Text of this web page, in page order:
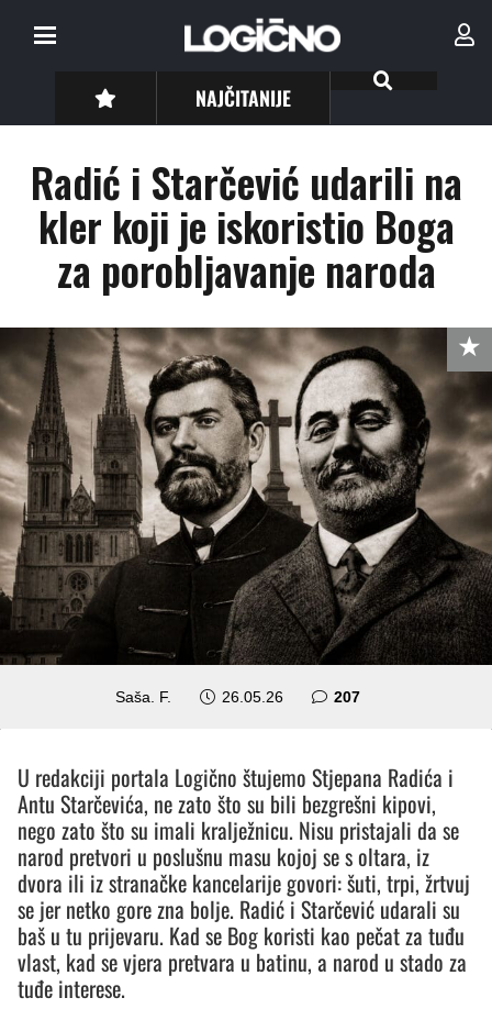
NAJČITANIJE
Radić i Starčević udarili na
kler koji je iskoristio Boga
za porobljavanje naroda
Saša. F. 26.05.26 207komentara
U redakciji portala Logično štujemo Stjepana Radića i
Antu Starčevića, ne zato što su bili bezgrešni kipovi,
nego zato što su imali kralježnicu. Nisu pristajali da se
narod pretvori u poslušnu masu kojoj se s oltara, iz
dvora ili iz stranačke kancelarije govori: šuti, trpi, žrtvuj
se jer netko gore zna bolje. Radić i Starčević udarali su
baš u tu prijevaru. Kad se Bog koristi kao pečat za tuđu
vlast, kad se vjera pretvara u batinu, a narod u stado za
tuđe interese.